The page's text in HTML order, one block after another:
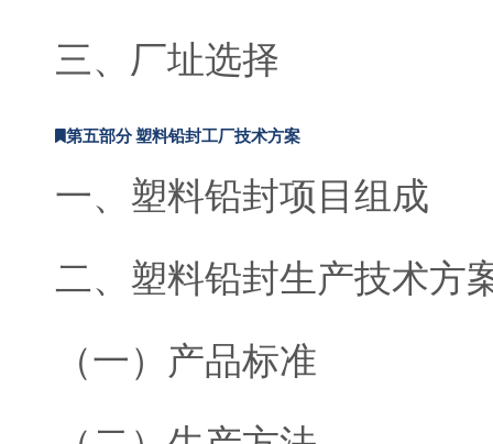
三、厂址选择
第五部分 塑料铅封工厂技术方案
一、塑料铅封项目组成
二、塑料铅封生产技术方
（一）产品标准